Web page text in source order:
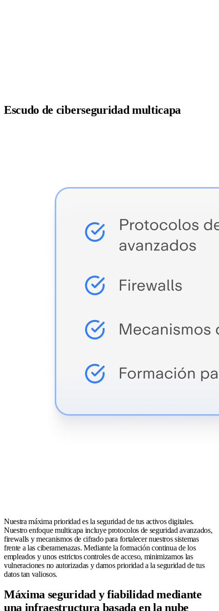
Escudo de ciberseguridad multicapa
Nuestra máxima prioridad es la seguridad de tus activos digitales.
Nuestro enfoque multicapa incluye protocolos de seguridad avanzados,
firewalls y mecanismos de cifrado para fortalecer nuestros sistemas
frente a las ciberamenazas. Mediante la formación continua de los
empleados y unos estrictos controles de acceso, minimizamos las
vulneraciones no autorizadas y damos prioridad a la seguridad de tus
datos tan valiosos.
Máxima seguridad y fiabilidad mediante
una infraestructura basada en la nube